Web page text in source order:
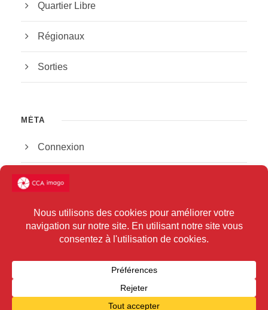
Quartier Libre
Régionaux
Sorties
MÉTA
Connexion
Flux des publications
Flux des commentaires
Site de WordPress-FR
COPYRIGHT CCA IMAGO 2025